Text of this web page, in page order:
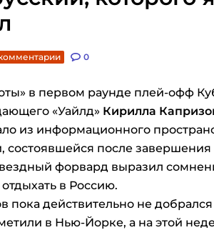
0
в первом раунде плей-офф
«Уайлд» Кирилла
из информационного
после завершения
форвард выразил
в Россию.
пока действительно не
в Нью-Йорке, а на этой